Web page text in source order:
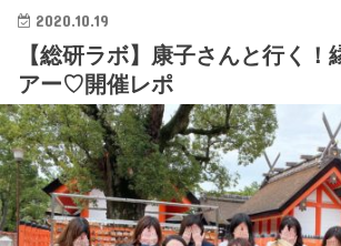
2020.10.19
【総研ラボ】康子さんと行く！
アー♡開催レポ